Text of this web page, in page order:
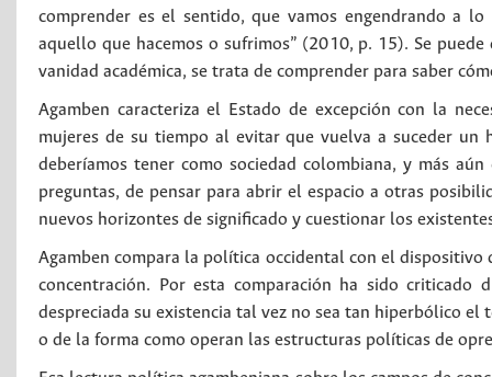
comprender es el sentido, que vamos engendrando a
aquello que hacemos o sufrimos” (2010, p. 15). Se
vanidad académica, se trata de comprender para saber
Agamben caracteriza el Estado de excepción con la
mujeres de su tiempo al evitar que vuelva a suceder un
deberíamos tener como sociedad colombiana, y más
preguntas, de pensar para abrir el espacio a otras
nuevos horizontes de significado y cuestionar los
Agamben compara la política occidental con el
concentración. Por esta comparación ha sido
despreciada su existencia tal vez no sea tan hiperbólico
o de la forma como operan las estructuras políticas de